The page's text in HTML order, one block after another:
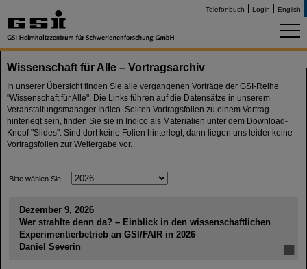
Telefonbuch Login English
Wissenschaft für Alle – Vortragsarchiv
In unserer Übersicht finden Sie alle vergangenen Vorträge der GSI-Reihe
"Wissenschaft für Alle". Die Links führen auf die Datensätze in unserem
Veranstaltungsmanager Indico. Sollten Vortragsfolien zu einem Vortrag
hinterlegt sein, finden Sie sie in Indico als Materialien unter dem Download-
Knopf "Slides". Sind dort keine Folien hinterlegt, dann liegen uns leider keine
Vortragsfolien zur Weitergabe vor.
Bitte wählen Sie ... :
Dezember 9, 2026
Wer strahlte denn da? – Einblick in den wissenschaftlichen
Experimentierbetrieb an GSI/FAIR in 2026
Daniel Severin